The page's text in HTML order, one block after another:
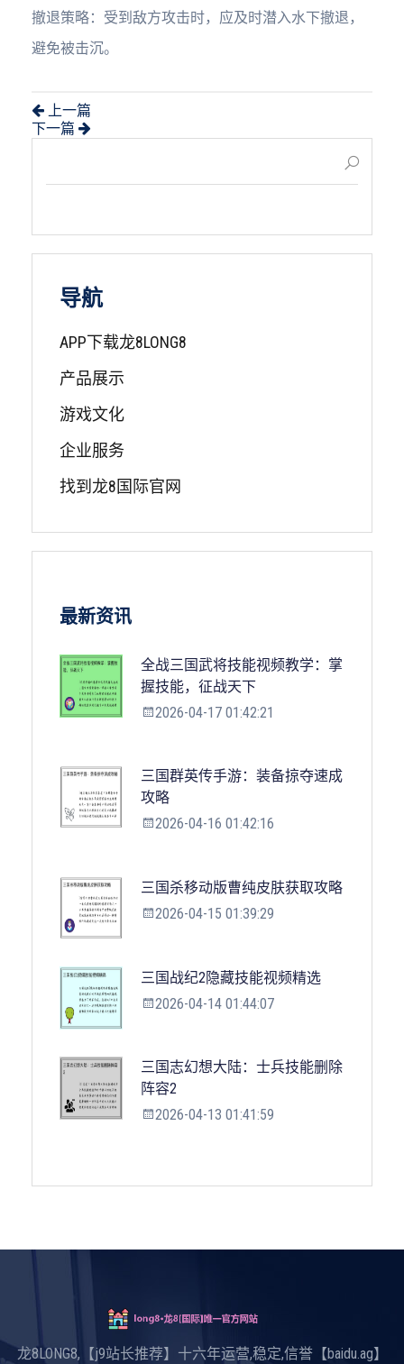
撤退策略：受到敌方攻击时，应及时潜入水下撤退，
避免被击沉。
上一篇
下一篇
导航
APP下载龙8LONG8
产品展示
游戏文化
企业服务
找到龙8国际官网
最新资讯
全战三国武将技能视频教学：掌
握技能，征战天下
2026-04-17 01:42:21
三国群英传手游：装备掠夺速成
攻略
2026-04-16 01:42:16
三国杀移动版曹纯皮肤获取攻略
2026-04-15 01:39:29
三国战纪2隐藏技能视频精选
2026-04-14 01:44:07
三国志幻想大陆：士兵技能删除
阵容2
2026-04-13 01:41:59
龙8LONG8,【j9站长推荐】十六年运营,稳定,信誉【baidu.ag】